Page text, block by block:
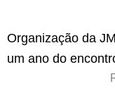
Organização da
um ano do